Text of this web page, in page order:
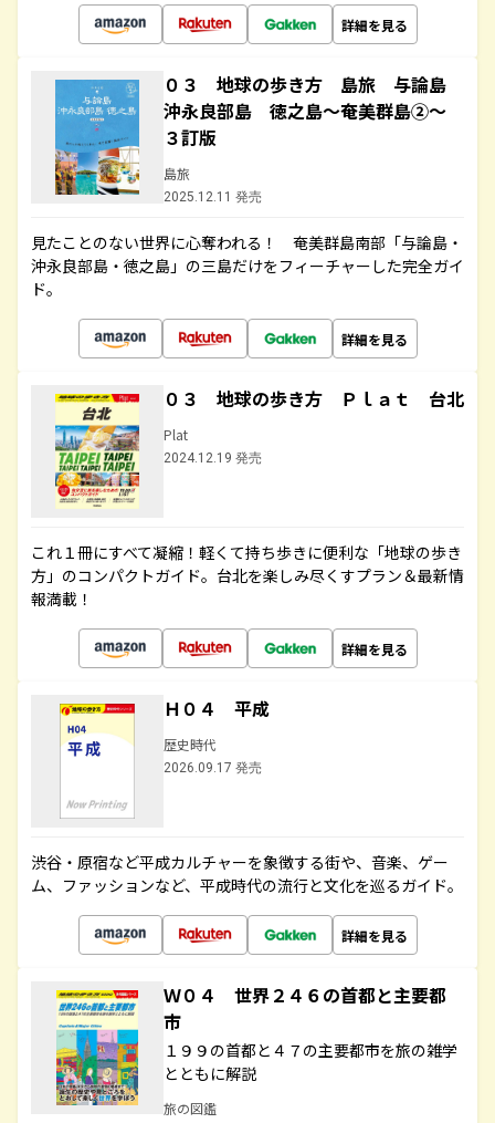
詳細を見る
０３ 地球の歩き方 島旅 与論島
沖永良部島 徳之島～奄美群島②～
３訂版
島旅
2025.12.11 発売
見たことのない世界に心奪われる！ 奄美群島南部「与論島・
沖永良部島・徳之島」の三島だけをフィーチャーした完全ガイ
ド。
詳細を見る
０３ 地球の歩き方 Ｐｌａｔ 台北
Plat
2024.12.19 発売
これ１冊にすべて凝縮！軽くて持ち歩きに便利な「地球の歩き
方」のコンパクトガイド。台北を楽しみ尽くすプラン＆最新情
報満載！
詳細を見る
Ｈ０４ 平成
歴史時代
2026.09.17 発売
渋谷・原宿など平成カルチャーを象徴する街や、音楽、ゲー
ム、ファッションなど、平成時代の流行と文化を巡るガイド。
詳細を見る
Ｗ０４ 世界２４６の首都と主要都
市
１９９の首都と４７の主要都市を旅の雑学
とともに解説
旅の図鑑